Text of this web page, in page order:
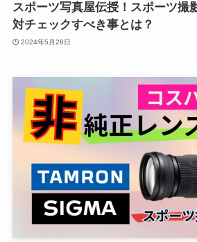
スポーツ写真屋伝授！スポーツ撮
対チェックすべき事とは？
2024年5月28日